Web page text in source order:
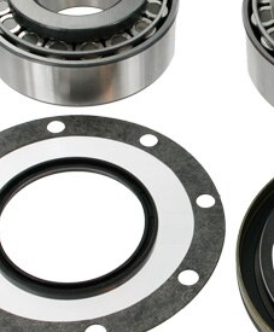
cu inel
etansare
130 mm
110 mm
70 mm
de schimb
Cantitate